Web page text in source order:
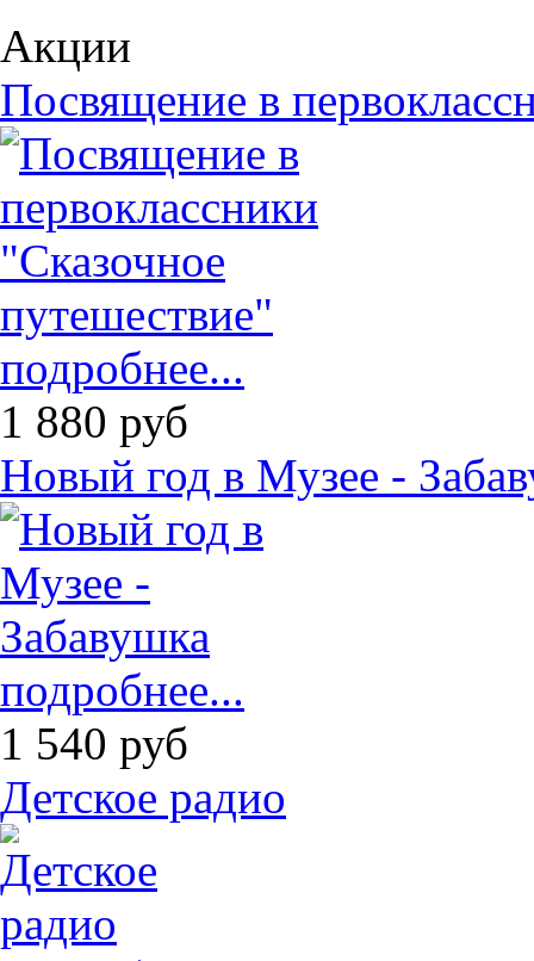
Акции
Посвящение в
подробнее...
1 880 руб
Новый год в Музее -
подробнее...
1 540 руб
Детское радио